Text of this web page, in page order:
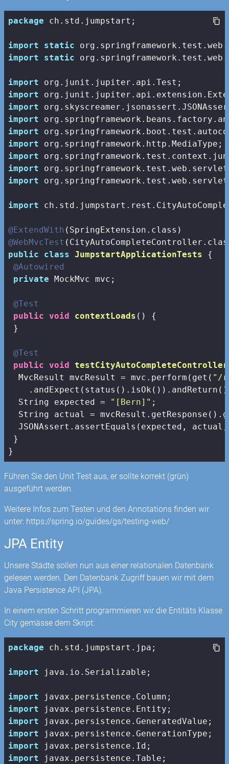
package ch.std.jumpstart;
import
static
import
static
import
import
import
import
import
import
import
import
import
import
@ExtendWith
@WebMvcTest
public
class JumpstartApplicationTests
{
@Autowired
private MockMvc mvc;
@Test
public void contextLoads ()
{
}
@Test
public void testCityAutoCompleteController
  MvcResult mvcResult = mvc.perform(get(
"/
  String expected =
"[Bern]" ;
String actual =
JSONAssert.assertEquals(expected,
}
}
Führen Sie den Unit Test aus, er sollte korrekt (grün)
ausgeführt werden.
Weitere Infos zum Testen und den Annotations finden wir
unter: https://spring.io/guides/gs/testing-web/
JPA Entity
Unsere Städte sollen nun aus einer relationalen Datenbank
gelesen werden. Den Datenbank Zugriff bauen wir mit dem
Java Persistence API (JPA).
In einem ersten Schritt programmieren wir die Entitäts Klasse
City gemässe dem Skript:
package ch.std.jumpstart.jpa;
import java.io.Serializable;
import
import
import
import
import
import javax.persistence.Table;